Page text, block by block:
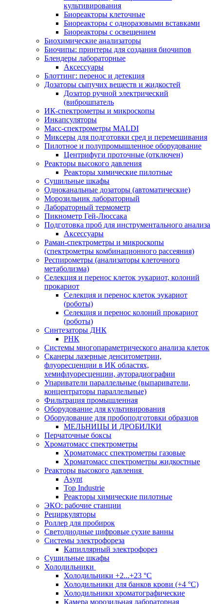
культивирования
Биореакторы клеточные
Биореакторы с одноразовыми вставками
Биореакторы с освещением
Биохимические анализаторы
Биочипы: принтеры для создания биочипов
Блендеры лабораторные
Аксессуары
Блоттинг: перенос и детекция
Дозаторы сыпучих веществ и жидкостей
Дозатор ручной электрический
(виброшпатель
ИК-спектрометры и микроскопы
Инкапсуляторы
Масс-спектрометры MALDI
Миксеры для подготовки сред и перемешивания
Пилотное и полупромышленное оборудование
Центрифуги проточные (отключен)
Реакторы высокого давления
Реакторы химические пилотные
Сушильные шкафы
Одноканальные дозаторы (автоматические)
Морозильник лабораторный
Лабораторный термометр
Пикнометр Гей-Люссака
Подготовка проб для инструментального анализа
Аксессуары
Раман-спектрометры и микроскопы
(спектрометры комбинационного рассеяния)
Респирометры (анализаторы клеточного
метаболизма)
Селекция и перенос клеток эукариот, колоний
прокариот
Селекция и перенос клеток эукариот
(роботы)
Селекция и перенос колоний прокариот
(роботы)
Синтезаторы ДНК
РНК
Системы многопараметрического анализа клеток
Сканеры лазерные денситометрии,
флуоресценции в ИК областях,
хемифлуоресценции, ауторадиографии
Упариватели параллельные (выпариватели,
концентраторы параллельные)
Фильтрация промышленная
Оборудование для культивирования
Оборудование для пробоподготовки образцов
МЕЛЬНИЦЫ И ДРОБИЛКИ
Перчаточные боксы
Хроматомасс спектрометры
Хроматомасс спектрометры газовые
Хроматомасс спектрометры жидкостные
Реакторы высокого давления
Asynt
Top Industrie
Реакторы химические пилотные
ЭКО: рабочие станции
Рециркуляторы
Роллер для пробирок
Светодиодные цифровые сухие ванны
Системы электрофореза
Капиллярный электрофорез
Сушильные шкафы
Холодильники
Холодильники +2...+23 °С
Холодильники для банков крови (+4 °С)
Холодильники хроматографические
Камера морозильная лабораторная